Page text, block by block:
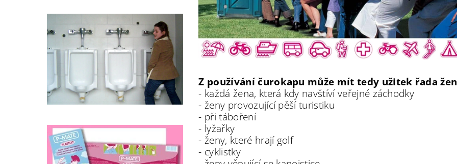
Z používání čurokapu může mít tedy užitek řada
- každá žena, která kdy navštíví veřejné záchodky
- ženy provozující pěší turistiku
- při táboření
- lyžařky
- ženy, které hrají golf
- cyklistky